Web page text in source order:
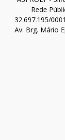
Rede
32.697.195/
Av. Brg. Mário